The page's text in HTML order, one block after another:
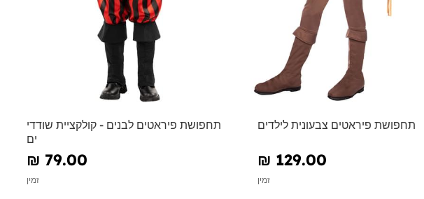
תחפושת פיראטים לבנים - קולקציית שודדי
ים
₪‎ 79.00
זמין
תחפושת פיראטים צבעונית לילדים
₪‎ 129.00
זמין